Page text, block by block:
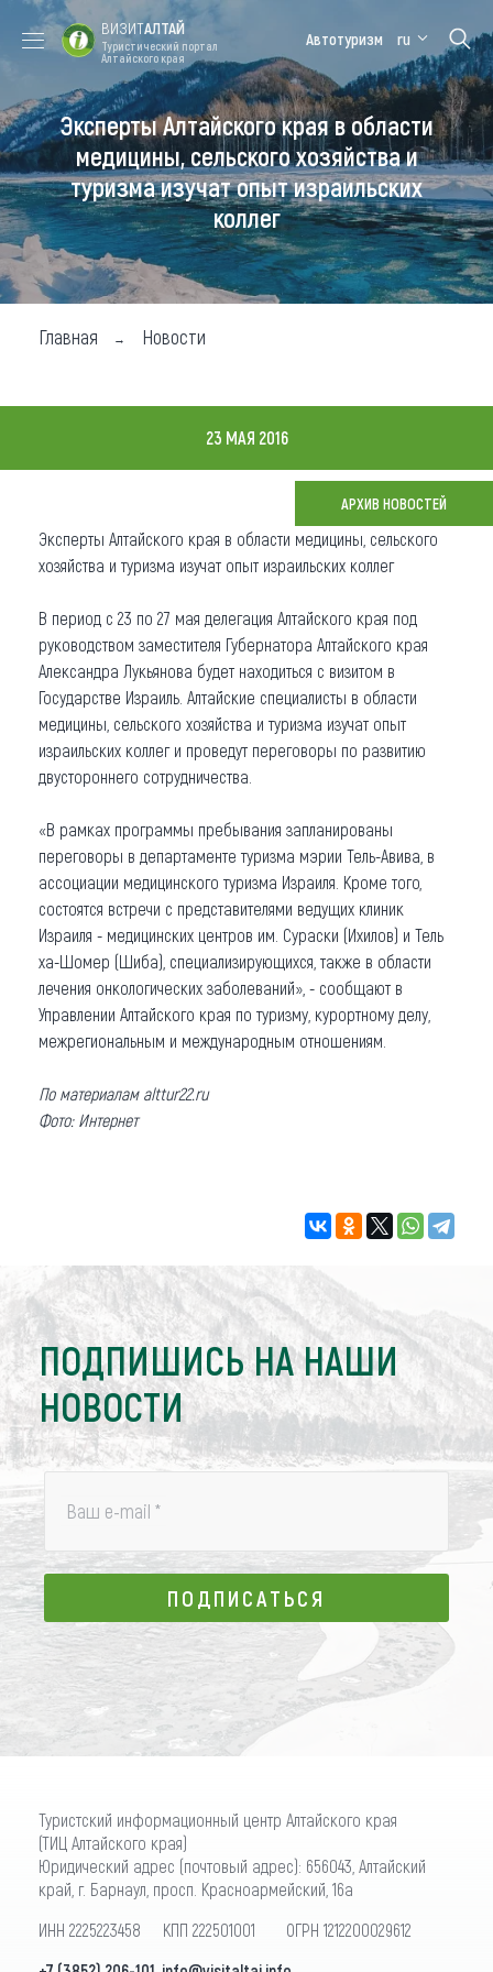
Форум VISIT
ALTAI
Цветение
маральника
Медицинский
форум
Алтайская
зимовка
Туры
Где побывать
Чем заняться
Где остановиться
Что привезти (сувениры)
О регионе
Коллекция впечатлений
Другие рубрики
ВИЗИТАЛТАЙ
Туристический портал
Алтайского края
Автотуризм ru
Эксперты Алтайского края в области
медицины, сельского хозяйства и
туризма изучат опыт израильских
коллег
Главная Новости
23 МАЯ 2016
АРХИВ НОВОСТЕЙ
Эксперты Алтайского края в области медицины, сельского
хозяйства и туризма изучат опыт израильских коллег
В период с 23 по 27 мая делегация Алтайского края под
руководством заместителя Губернатора Алтайского края
Александра Лукьянова будет находиться с визитом в
Государстве Израиль. Алтайские специалисты в области
медицины, сельского хозяйства и туризма изучат опыт
израильских коллег и проведут переговоры по развитию
двустороннего сотрудничества.
«В рамках программы пребывания запланированы
переговоры в департаменте туризма мэрии Тель-Авива, в
ассоциации медицинского туризма Израиля. Кроме того,
состоятся встречи с представителями ведущих клиник
Израиля - медицинских центров им. Сураски (Ихилов) и Тель
ха-Шомер (Шиба), специализирующихся, также в области
лечения онкологических заболеваний», - сообщают в
Управлении Алтайского края по туризму, курортному делу,
межрегиональным и международным отношениям.
По материалам alttur22.ru
Фото: Интернет
ПОДПИШИСЬ НА НАШИ
НОВОСТИ
Ваш e-mail *
ПОДПИСАТЬСЯ
ПОДПИСАТЬСЯ
Туристский информационный центр Алтайского края
(ТИЦ Алтайского края)
Юридический адрес (почтовый адрес): 656043, Алтайский
край, г. Барнаул, просп. Красноармейский, 16а
ИНН 2225223458 КПП 222501001 ОГРН 1212200029612